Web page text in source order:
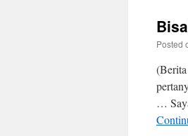
Posted
…